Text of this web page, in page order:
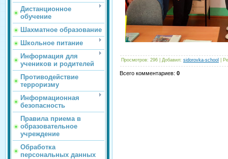
Дистанционное
обучение
Шахматное образование
Школьное питание
Информация для
учеников и родителей
Противодействие
терроризму
Информационная
безопасность
Правила приема в
образовательное
учреждение
Обработка
персональных данных
Просмотров: 296 Добавил: sidorovka-school
Всего комментариев: 0